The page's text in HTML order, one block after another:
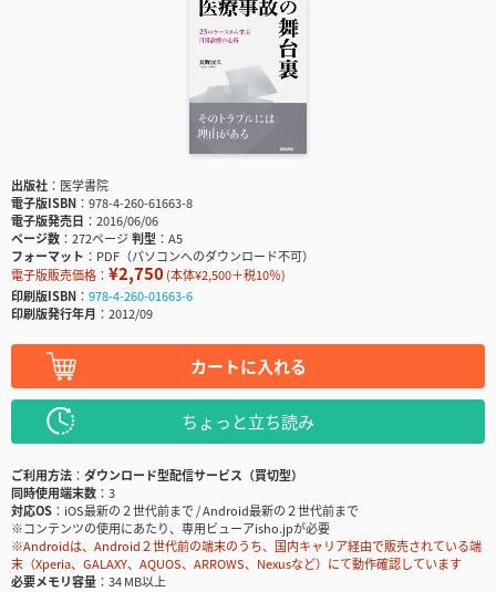
出版社
医学書院
電子版ISBN
978-4-260-61663-8
電子版発売日
2016/06/06
ページ数
272ページ判型
A5
フォーマット
PDF（パソコンへのダウンロード不可）
電子版販売価格： ¥2,750(本体¥2,500＋税10％)
印刷版ISBN
978-4-260-01663-6
印刷版発行年月
2012/09
カートに入れる
ちょっと立ち読み
ご利用方法
ダウンロード型配信サービス（買切型）
同時使用端末数
3
対応OS
iOS最新の２世代前まで / Android最新の２世代前まで
※コンテンツの使用にあたり、専用ビューアisho.jpが必要
※Androidは、Android２世代前の端末のうち、国内キャリア経由で販売されている端
末（Xperia、GALAXY、AQUOS、ARROWS、Nexusなど）にて動作確認しています
必要メモリ容量
34 MB以上